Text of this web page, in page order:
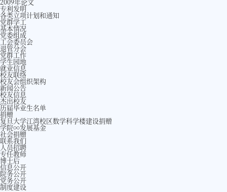
专利发明
各类立项计划和通知
党群学工
基本情况
党委组成
工会委员会
退管分会
党群工作
学生园地
就业信息
校友联络
校友会组织架构
新闻公告
校友信息
杰出校友
历届毕业生名单
捐赠
复旦大学江湾校区数学科学楼建设捐赠
学院∞发展基金
社会捐赠
联系我们
人员招聘
专任教师
博士后
信息公开
院务公开
党务公开
制度建设